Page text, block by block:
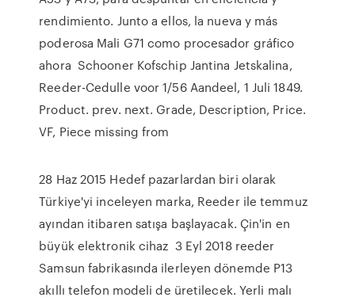
rendimiento. Junto a ellos, la nueva y más
poderosa Mali G71 como procesador gráfico
ahora Schooner Kofschip Jantina Jetskalina,
Reeder-Cedulle voor 1/56 Aandeel, 1 Juli 1849.
Product. prev. next. Grade, Description, Price.
VF, Piece missing from
28 Haz 2015 Hedef pazarlardan biri olarak
Türkiye'yi inceleyen marka, Reeder ile temmuz
ayından itibaren satışa başlayacak. Çin'in en
büyük elektronik cihaz 3 Eyl 2018 reeder
Samsun fabrikasında ilerleyen dönemde P13
akıllı telefon modeli de üretilecek. Yerli malı